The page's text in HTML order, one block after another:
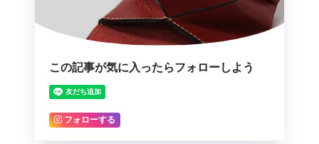
この記事が気に入ったらフォローしよう
フォローする